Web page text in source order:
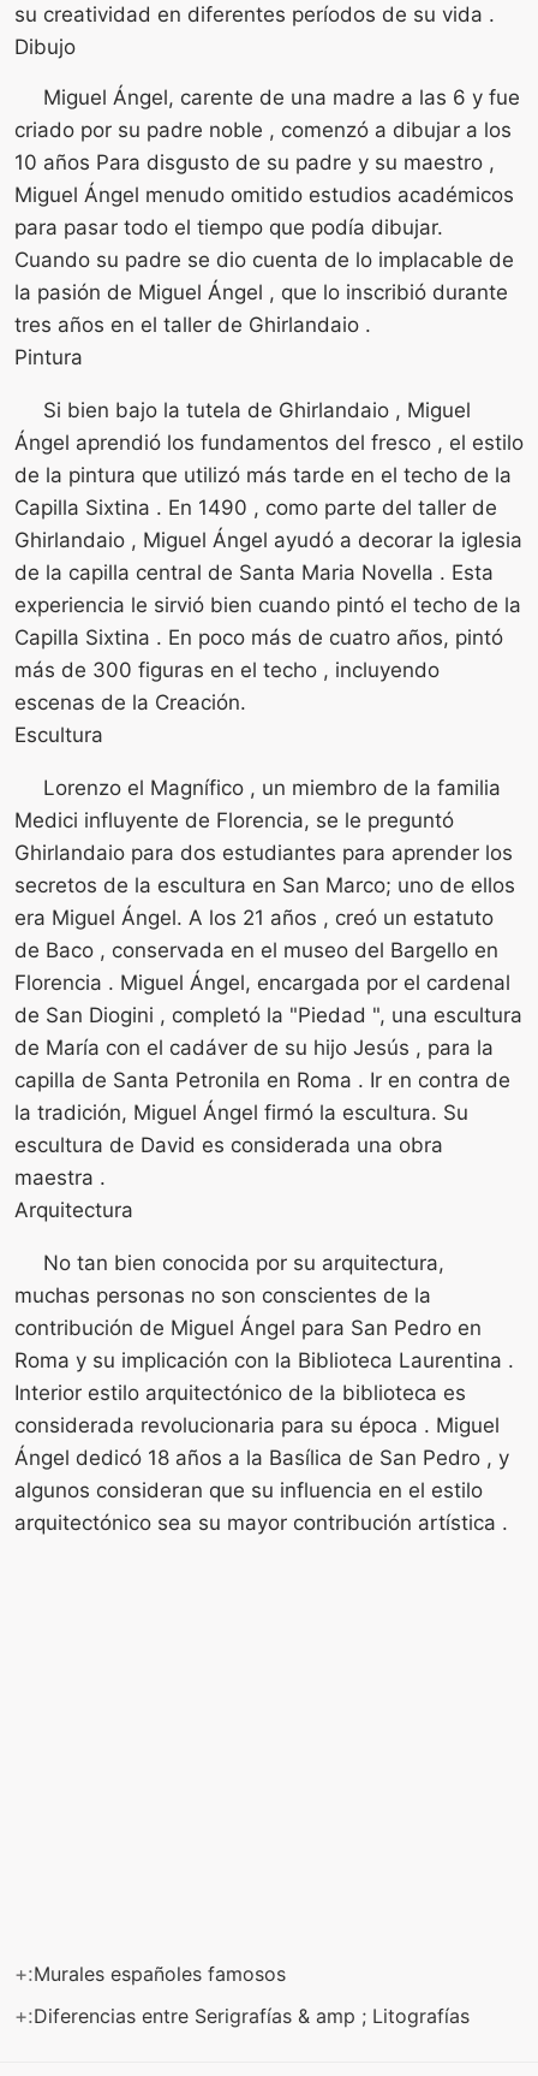
su creatividad en diferentes períodos de su vida .
Dibujo
Miguel Ángel, carente de una madre a las 6 y fue
criado por su padre noble , comenzó a dibujar a los
10 años Para disgusto de su padre y su maestro ,
Miguel Ángel menudo omitido estudios académicos
para pasar todo el tiempo que podía dibujar.
Cuando su padre se dio cuenta de lo implacable de
la pasión de Miguel Ángel , que lo inscribió durante
tres años en el taller de Ghirlandaio .
Pintura
Si bien bajo la tutela de Ghirlandaio , Miguel
Ángel aprendió los fundamentos del fresco , el estilo
de la pintura que utilizó más tarde en el techo de la
Capilla Sixtina . En 1490 , como parte del taller de
Ghirlandaio , Miguel Ángel ayudó a decorar la iglesia
de la capilla central de Santa Maria Novella . Esta
experiencia le sirvió bien cuando pintó el techo de la
Capilla Sixtina . En poco más de cuatro años, pintó
más de 300 figuras en el techo , incluyendo
escenas de la Creación.
Escultura
Lorenzo el Magnífico , un miembro de la familia
Medici influyente de Florencia, se le preguntó
Ghirlandaio para dos estudiantes para aprender los
secretos de la escultura en San Marco; uno de ellos
era Miguel Ángel. A los 21 años , creó un estatuto
de Baco , conservada en el museo del Bargello en
Florencia . Miguel Ángel, encargada por el cardenal
de San Diogini , completó la "Piedad ", una escultura
de María con el cadáver de su hijo Jesús , para la
capilla de Santa Petronila en Roma . Ir en contra de
la tradición, Miguel Ángel firmó la escultura. Su
escultura de David es considerada una obra
maestra .
Arquitectura
No tan bien conocida por su arquitectura,
muchas personas no son conscientes de la
contribución de Miguel Ángel para San Pedro en
Roma y su implicación con la Biblioteca Laurentina .
Interior estilo arquitectónico de la biblioteca es
considerada revolucionaria para su época . Miguel
Ángel dedicó 18 años a la Basílica de San Pedro , y
algunos consideran que su influencia en el estilo
arquitectónico sea su mayor contribución artística .
+:Murales españoles famosos
+:Diferencias entre Serigrafías & amp ; Litografías